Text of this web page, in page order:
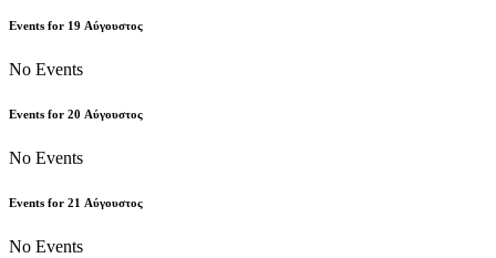
Events for 19 Αύγουστος
No Events
Events for 20 Αύγουστος
No Events
Events for 21 Αύγουστος
No Events